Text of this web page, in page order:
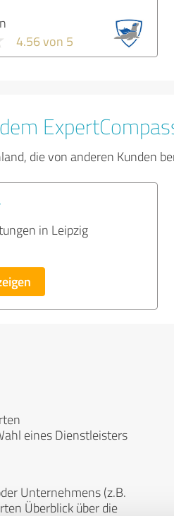
4.56 von 5
die von anderen Kunden
in Leipzig
eines Dienstleisters
Unternehmens (z.B.
Überblick über die